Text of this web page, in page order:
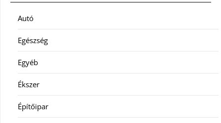
Autó
Egészség
Egyéb
Ékszer
Építőipar